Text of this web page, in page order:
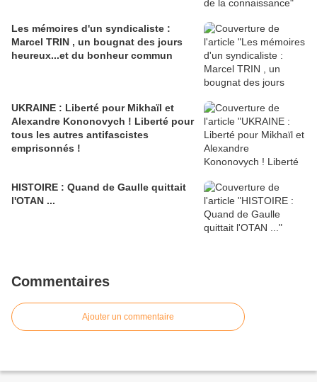
Les mémoires d'un syndicaliste :
Marcel TRIN , un bougnat des jours
heureux...et du bonheur commun
UKRAINE : Liberté pour Mikhaïl et
Alexandre Kononovych ! Liberté pour
tous les autres antifascistes
emprisonnés !
HISTOIRE : Quand de Gaulle quittait
l'OTAN ...
Commentaires
Ajouter un commentaire